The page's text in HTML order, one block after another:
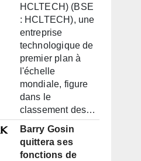
HCLTECH) (BSE
: HCLTECH), une
entreprise
technologique de
premier plan à
l'échelle
mondiale, figure
dans le
classement des…
Barry Gosin
quittera ses
fonctions de